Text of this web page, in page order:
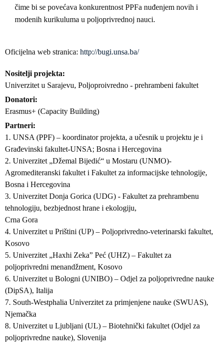
čime bi se povećava konkurentnost PPFa nuđenjem novih i
modenih kurikuluma u poljoprivrednoj nauci.
Oficijelna web stranica: http://bugi.unsa.ba/
Nositelji projekta
Univerzitet u Sarajevu, Poljoproivredno - prehrambeni fakultet
Donatori
Erasmus+ (Capacity Building)
Partneri
1. UNSA (PPF) – koordinator projekta, a učesnik u projektu je i
Građevinski fakultet-UNSA; Bosna i Hercegovina
2. Univerzitet „Džemal Bijedić“ u Mostaru (UNMO)-
Agromediteranski fakultet i Fakultet za informacijske tehnologije,
Bosna i Hercegovina
3. Univerzitet Donja Gorica (UDG) - Fakultet za prehrambenu
tehnologiju, bezbjednost hrane i ekologiju,
Crna Gora
4. Univerzitet u Prištini (UP) – Poljoprivredno-veterinarski fakultet,
Kosovo
5. Univerzitet „Haxhi Zeka” Peć (UHZ) – Fakultet za
poljoprivredni menandžment, Kosovo
6. Univerzitet u Bologni (UNIBO) – Odjel za poljoprivredne nauke
(DipSA), Italija
7. South-Westphalia Univerzitet za primjenjene nauke (SWUAS),
Njemačka
8. Univerzitet u Ljubljani (UL) – Biotehnički fakultet (Odjel za
poljoprivredne nauke), Slovenija